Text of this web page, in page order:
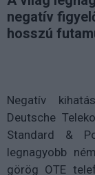
negatív
hosszú
Negatív
Deutsche
Standard &
legnagyobb
görög OTE